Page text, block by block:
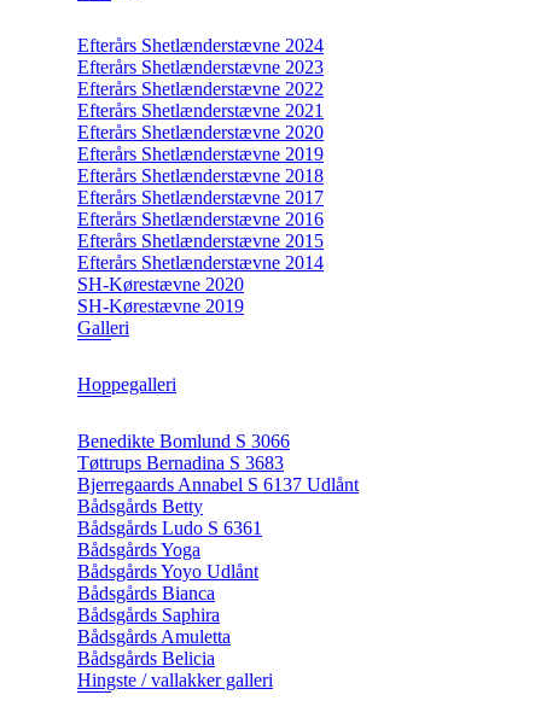
Efterårs Shetlænderstævne 2024
Efterårs Shetlænderstævne 2023
Efterårs Shetlænderstævne 2022
Efterårs Shetlænderstævne 2021
Efterårs Shetlænderstævne 2020
Efterårs Shetlænderstævne 2019
Efterårs Shetlænderstævne 2018
Efterårs Shetlænderstævne 2017
Efterårs Shetlænderstævne 2016
Efterårs Shetlænderstævne 2015
Efterårs Shetlænderstævne 2014
SH-Kørestævne 2020
SH-Kørestævne 2019
Galleri
Hoppegalleri
Benedikte Bomlund S 3066
Tøttrups Bernadina S 3683
Bjerregaards Annabel S 6137 Udlånt
Bådsgårds Betty
Bådsgårds Ludo S 6361
Bådsgårds Yoga
Bådsgårds Yoyo Udlånt
Bådsgårds Bianca
Bådsgårds Saphira
Bådsgårds Amuletta
Bådsgårds Belicia
Hingste / vallakker galleri